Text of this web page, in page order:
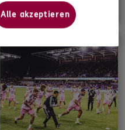
Alle akzeptieren